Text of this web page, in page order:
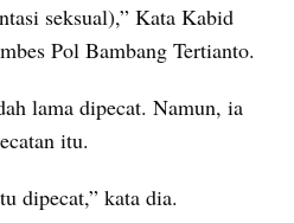
seksual),” Kata Kabid
Pol Bambang Tertianto.
lama dipecat. Namun, ia
itu.
dipecat,” kata dia.